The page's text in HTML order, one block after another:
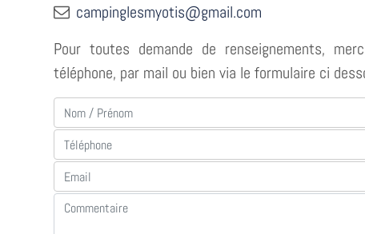
campinglesmyotis@gmail.com
Pour toutes demande de renseignements,
téléphone, par mail ou bien via le formulaire ci